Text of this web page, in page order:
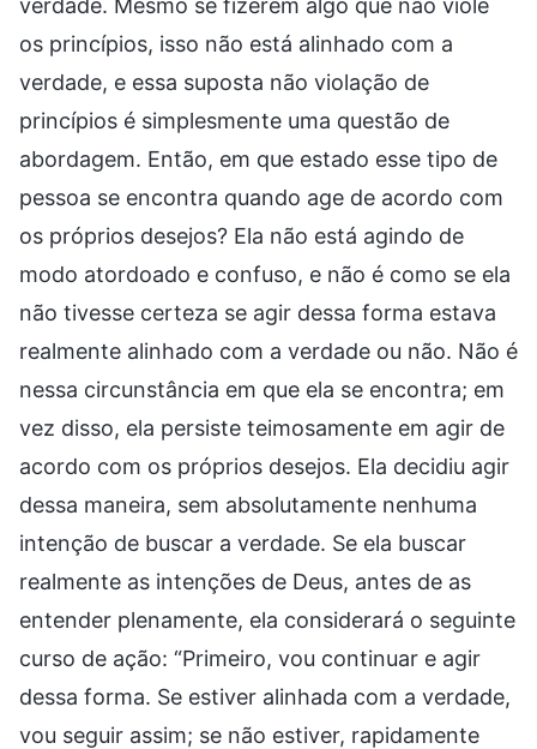
os princípios, isso não está alinhado com a
verdade, e essa suposta não violação de
princípios é simplesmente uma questão de
abordagem. Então, em que estado esse tipo de
pessoa se encontra quando age de acordo com
os próprios desejos? Ela não está agindo de
modo atordoado e confuso, e não é como se ela
não tivesse certeza se agir dessa forma estava
realmente alinhado com a verdade ou não. Não é
nessa circunstância em que ela se encontra; em
vez disso, ela persiste teimosamente em agir de
acordo com os próprios desejos. Ela decidiu agir
dessa maneira, sem absolutamente nenhuma
intenção de buscar a verdade. Se ela buscar
realmente as intenções de Deus, antes de as
entender plenamente, ela considerará o seguinte
curso de ação: “Primeiro, vou continuar e agir
dessa forma. Se estiver alinhada com a verdade,
vou seguir assim; se não estiver, rapidamente